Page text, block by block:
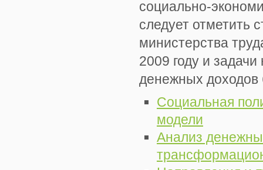
социально-
следует отметить
министерства
2009 году и
денежных доходов
Социальная
модели
Анализ